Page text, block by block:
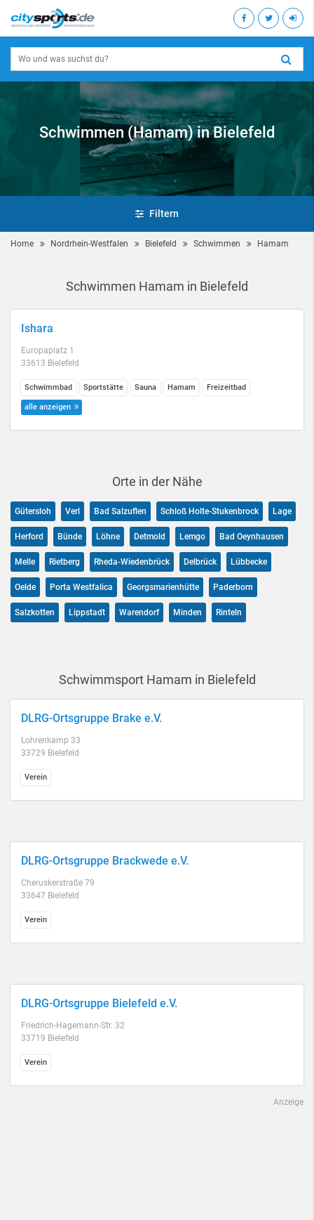
Schwimmen (Hamam) in Bielefeld
Filtern
Home Nordrhein-Westfalen Bielefeld Schwimmen Hamam
Schwimmen Hamam in Bielefeld
Ishara
Europaplatz 1
33613 Bielefeld
Schwimmbad Sportstätte Sauna Hamam Freizeitbad
alle anzeigen
Orte in der Nähe
Gütersloh Verl Bad Salzuflen Schloß Holte-Stukenbrock Lage
Herford Bünde Löhne Detmold Lemgo Bad Oeynhausen
Melle Rietberg Rheda-Wiedenbrück Delbrück Lübbecke
Oelde Porta Westfalica Georgsmarienhütte Paderborn
Salzkotten Lippstadt Warendorf Minden Rinteln
Schwimmsport Hamam in Bielefeld
DLRG-Ortsgruppe Brake e.V.
Lohrenkamp 33
33729 Bielefeld
Verein
DLRG-Ortsgruppe Brackwede e.V.
Cheruskerstraße 79
33647 Bielefeld
Verein
DLRG-Ortsgruppe Bielefeld e.V.
Friedrich-Hagemann-Str. 32
33719 Bielefeld
Verein
Anzeige